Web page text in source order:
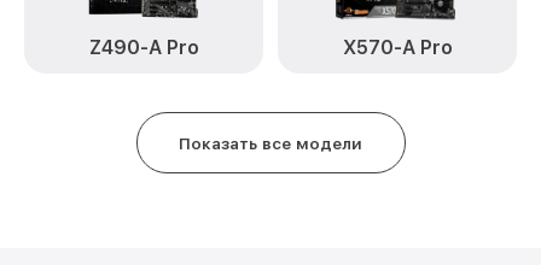
Z490-A Pro X570-A Pro
Показать все модели